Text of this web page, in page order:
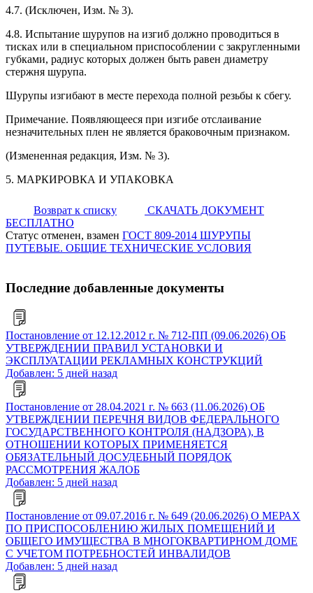
4.7. (Исключен, Изм. № 3).
4.8. Испытание шурупов на изгиб должно проводиться в
тисках или в специальном приспособлении с закругленными
губками, радиус которых должен быть равен диаметру
стержня шурупа.
Шурупы изгибают в месте перехода полной резьбы к сбегу.
Примечание. Появляющееся при изгибе отслаивание
незначительных плен не является браковочным признаком.
(Измененная редакция, Изм. № 3).
5. МАРКИРОВКА И УПАКОВКА
Возврат к списку
СКАЧАТЬ ДОКУМЕНТ
БЕСПЛАТНО
Статус отменен, взамен ГОСТ 809-2014 ШУРУПЫ
ПУТЕВЫЕ. ОБЩИЕ ТЕХНИЧЕСКИЕ УСЛОВИЯ
Последние добавленные документы
Постановление от 12.12.2012 г. № 712-ПП (09.06.2026) ОБ
УТВЕРЖДЕНИИ ПРАВИЛ УСТАНОВКИ И
ЭКСПЛУАТАЦИИ РЕКЛАМНЫХ КОНСТРУКЦИЙ
Добавлен: 5 дней назад
Постановление от 28.04.2021 г. № 663 (11.06.2026) ОБ
УТВЕРЖДЕНИИ ПЕРЕЧНЯ ВИДОВ ФЕДЕРАЛЬНОГО
ГОСУДАРСТВЕННОГО КОНТРОЛЯ (НАДЗОРА), В
ОТНОШЕНИИ КОТОРЫХ ПРИМЕНЯЕТСЯ
ОБЯЗАТЕЛЬНЫЙ ДОСУДЕБНЫЙ ПОРЯДОК
РАССМОТРЕНИЯ ЖАЛОБ
Добавлен: 5 дней назад
Постановление от 09.07.2016 г. № 649 (20.06.2026) О МЕРАХ
ПО ПРИСПОСОБЛЕНИЮ ЖИЛЫХ ПОМЕЩЕНИЙ И
ОБЩЕГО ИМУЩЕСТВА В МНОГОКВАРТИРНОМ ДОМЕ
С УЧЕТОМ ПОТРЕБНОСТЕЙ ИНВАЛИДОВ
Добавлен: 5 дней назад